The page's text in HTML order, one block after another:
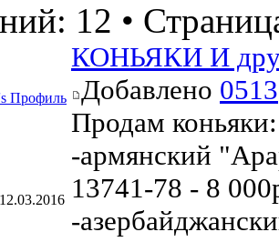
12 •
Профиль
12.03.2016
КОНЬЯКИ И
Добавлено 0513
Продам коньяки:
-армянский
13741-78 - 8
-